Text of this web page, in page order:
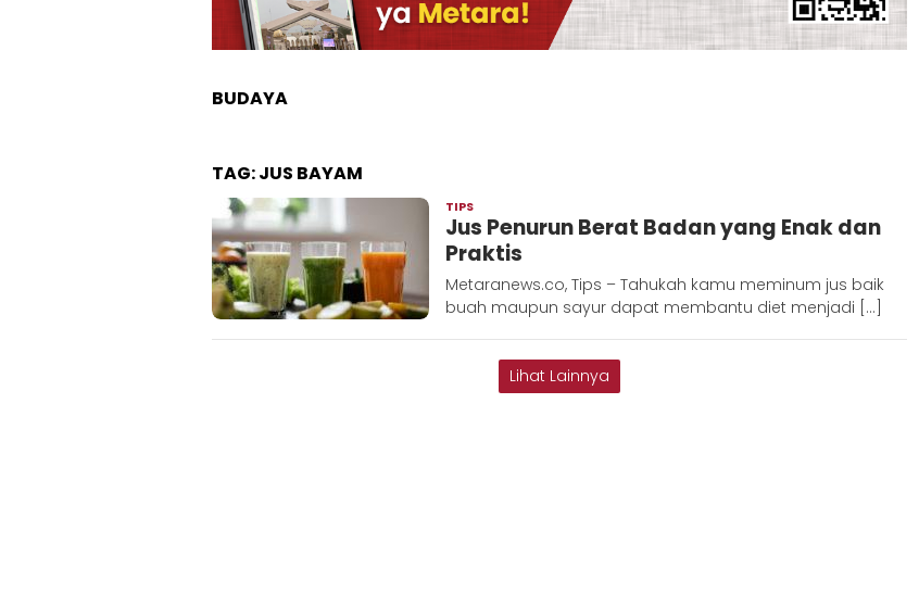
BUDAYA
TAG:JUS BAYAM
TIPS
Jus Penurun Berat Badan yang Enak dan
Praktis
Metaranews.co, Tips – Tahukah kamu meminum jus baik
buah maupun sayur dapat membantu diet menjadi […]
Lihat Lainnya